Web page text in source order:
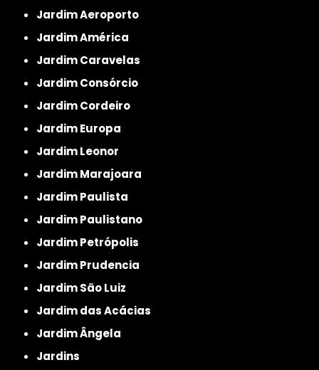
Jardim Aeroporto
Jardim América
Jardim Caravelas
Jardim Consórcio
Jardim Cordeiro
Jardim Europa
Jardim Leonor
Jardim Marajoara
Jardim Paulista
Jardim Paulistano
Jardim Petrópolis
Jardim Prudencia
Jardim São Luiz
Jardim das Acácias
Jardim Ângela
Jardins